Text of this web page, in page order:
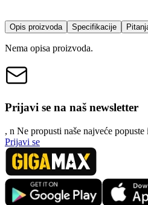
Opis proizvoda Specifikacije
Nema opisa proizvoda.
Prijavi se na naš newsletter
, n Ne propusti naše najveće popuste
Prijavi se